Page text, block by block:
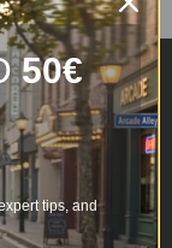
50€
tips, and